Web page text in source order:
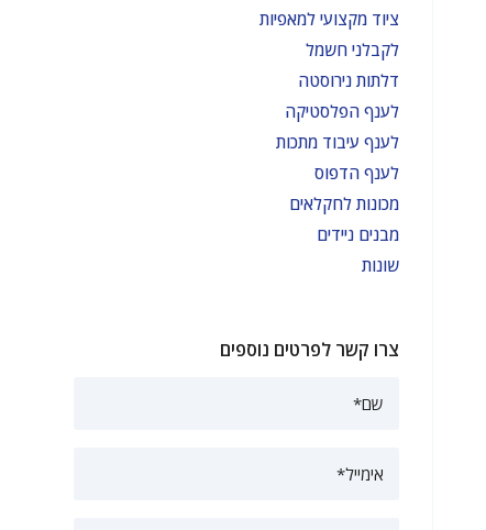
ציוד מקצועי למאפיות
לקבלני חשמל
דלתות נירוסטה
לענף הפלסטיקה
לענף עיבוד מתכות
לענף הדפוס
מכונות לחקלאים
מבנים ניידים
שונות
צרו קשר לפרטים נוספים